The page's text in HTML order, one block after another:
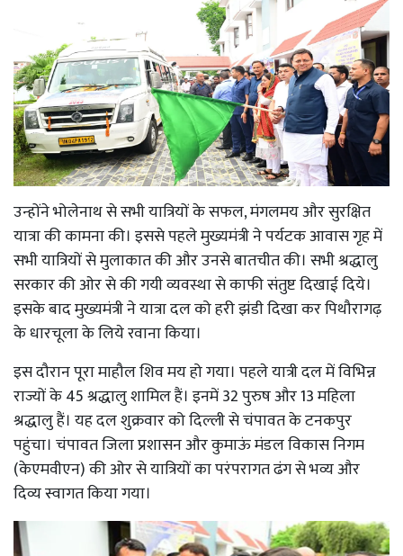
उन्होंने भोलेनाथ से सभी यात्रियों के सफल, मंगलमय और सुरक्षित
यात्रा की कामना की। इससे पहले मुख्यमंत्री ने पर्यटक आवास गृह में
सभी यात्रियों से मुलाकात की और उनसे बातचीत की। सभी श्रद्धालु
सरकार की ओर से की गयी व्यवस्था से काफी संतुष्ट दिखाई दिये।
इसके बाद मुख्यमंत्री ने यात्रा दल को हरी झंडी दिखा कर पिथौरागढ़
के धारचूला के लिये रवाना किया।
इस दौरान पूरा माहौल शिव मय हो गया। पहले यात्री दल में विभिन्न
राज्यों के 45 श्रद्धालु शामिल हैं। इनमें 32 पुरुष और 13 महिला
श्रद्धालु हैं। यह दल शुक्रवार को दिल्ली से चंपावत के टनकपुर
पहुंचा। चंपावत जिला प्रशासन और कुमाऊं मंडल विकास निगम
(केएमवीएन) की ओर से यात्रियों का परंपरागत ढंग से भव्य और
दिव्य स्वागत किया गया।